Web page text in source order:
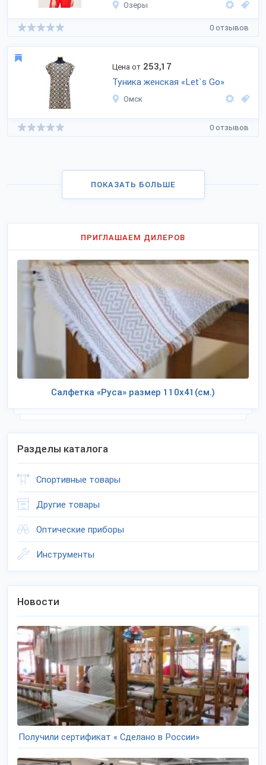
Озеры
0 отзывов
Цена от 253,17
Туника женская «Let`s Go»
Омск
0 отзывов
ПОКАЗАТЬ БОЛЬШЕ
ПРИГЛАШАЕМ ДИЛЕРОВ
Салфетка «Руса» размер 110х41(см.)
Разделы каталога
Спортивные товары
Другие товары
Оптические приборы
Инструменты
Новости
Получили сертификат « Сделано в России»